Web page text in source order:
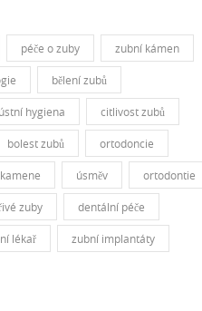
péče o zuby zubní kámen
bělení zubů
ústní hygiena citlivost zubů
bolest zubů ortodoncie
úsměv ortodontie
zuby dentální péče
lékař zubní implantáty